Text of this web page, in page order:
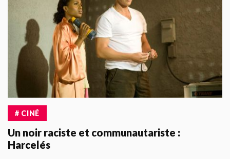
# CINÉ
Un noir raciste et communautariste :
Harcelés